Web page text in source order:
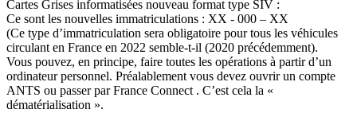
Cartes Grises informatisées nouveau format type SIV :
Ce sont les nouvelles immatriculations : XX - 000 – XX
(Ce type d’immatriculation sera obligatoire pour tous les véhicules
circulant en France en 2022 semble-t-il (2020 précédemment).
Vous pouvez, en principe, faire toutes les opérations à partir d’un
ordinateur personnel. Préalablement vous devez ouvrir un compte
ANTS ou passer par France Connect . C’est cela la «
dématérialisation ».